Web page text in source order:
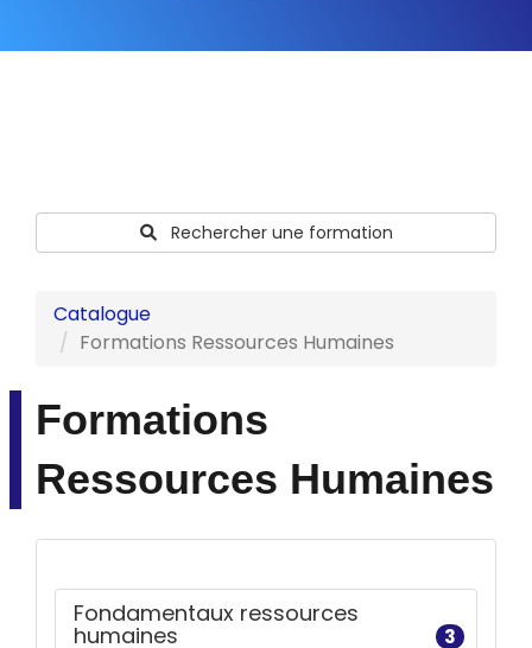
Rechercher une formation
Catalogue
Formations Ressources Humaines
Formations
Ressources Humaines
Fondamentaux ressources
humaines 3